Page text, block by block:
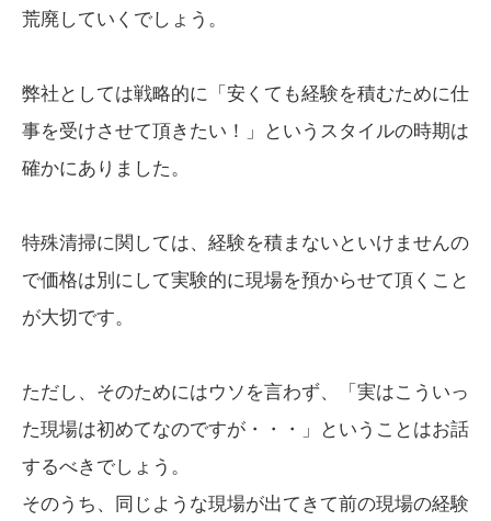
荒廃していくでしょう。
弊社としては戦略的に「安くても経験を積むために仕
事を受けさせて頂きたい！」というスタイルの時期は
確かにありました。
特殊清掃に関しては、経験を積まないといけませんの
で価格は別にして実験的に現場を預からせて頂くこと
が大切です。
ただし、そのためにはウソを言わず、「実はこういっ
た現場は初めてなのですが・・・」ということはお話
するべきでしょう。
そのうち、同じような現場が出てきて前の現場の経験